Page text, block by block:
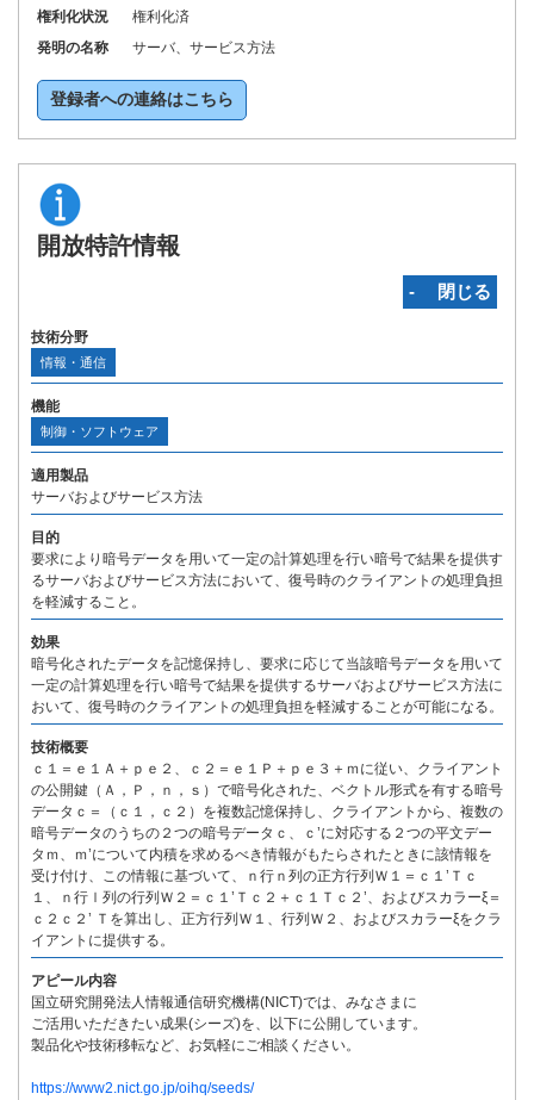
権利化状況
権利化済
発明の名称
サーバ、サービス方法
登録者への連絡はこちら
開放特許情報
‐ 閉じる
技術分野
情報・通信
機能
制御・ソフトウェア
適用製品
サーバおよびサービス方法
目的
要求により暗号データを用いて一定の計算処理を行い暗号で結果を提供す
るサーバおよびサービス方法において、復号時のクライアントの処理負担
を軽減すること。
効果
暗号化されたデータを記憶保持し、要求に応じて当該暗号データを用いて
一定の計算処理を行い暗号で結果を提供するサーバおよびサービス方法に
おいて、復号時のクライアントの処理負担を軽減することが可能になる。
技術概要
ｃ１＝ｅ１Ａ＋ｐｅ２、ｃ２＝ｅ１Ｐ＋ｐｅ３＋ｍに従い、クライアント
の公開鍵（Ａ，Ｐ，ｎ，ｓ）で暗号化された、ベクトル形式を有する暗号
データｃ＝（ｃ１，ｃ２）を複数記憶保持し、クライアントから、複数の
暗号データのうちの２つの暗号データｃ、ｃ’に対応する２つの平文デー
タｍ、ｍ’について内積を求めるべき情報がもたらされたときに該情報を
受け付け、この情報に基づいて、ｎ行ｎ列の正方行列Ｗ１＝ｃ１’Ｔｃ
１、ｎ行ｌ列の行列Ｗ２＝ｃ１’Ｔｃ２＋ｃ１Ｔｃ２’、およびスカラーξ＝
ｃ２ｃ２’ Ｔを算出し、正方行列Ｗ１、行列Ｗ２、およびスカラーξをクラ
イアントに提供する。
アピール内容
国立研究開発法人情報通信研究機構(NICT)では、みなさまに
ご活用いただきたい成果(シーズ)を、以下に公開しています。
製品化や技術移転など、お気軽にご相談ください。
https://www2.nict.go.jp/oihq/seeds/